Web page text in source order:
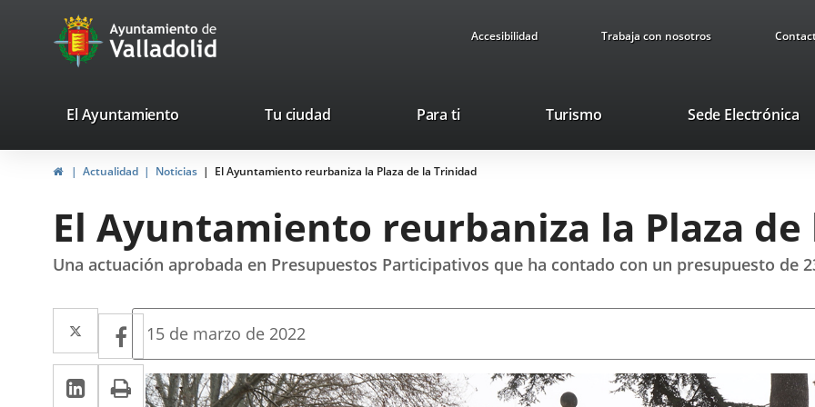
Portal
Web
Ayuntamiento
de
Accesibilidad Trabaja con nosotros
valladolid.es
El Ayuntamiento Tu ciudad Para ti TurismoEste
se
una
ventana
nueva.
Sede Electrónica
InicioActualidad Noticias El Ayuntamiento reurbaniza la Plaza de la Trinidad
El Ayuntamiento reurbaniza la Plaza
Una actuación aprobada en Presupuestos Participativos que ha contado con un presupuesto de
Twitter
Enlace
a
una
Facebook
Enlace
a
una
LinkedIn
EnlaceImprimir
Fecha
la
noticia
15 de marzo de 2022